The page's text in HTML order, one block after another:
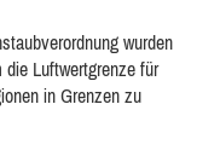
wurden
Luftwertgrenze für
in Grenzen zu